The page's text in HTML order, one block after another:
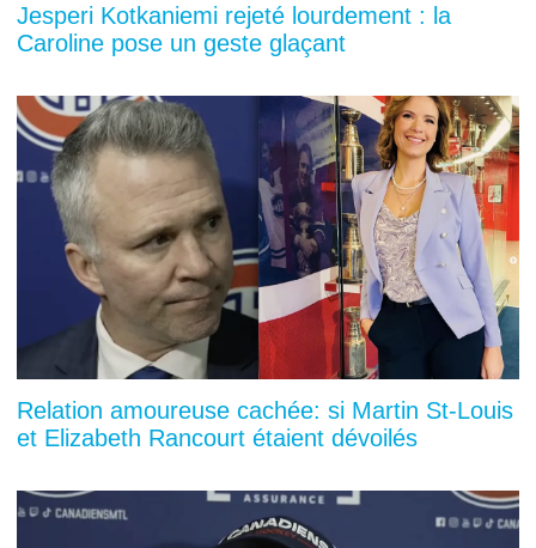
Jesperi Kotkaniemi rejeté lourdement : la
Caroline pose un geste glaçant
Relation amoureuse cachée: si Martin St-Louis
et Elizabeth Rancourt étaient dévoilés